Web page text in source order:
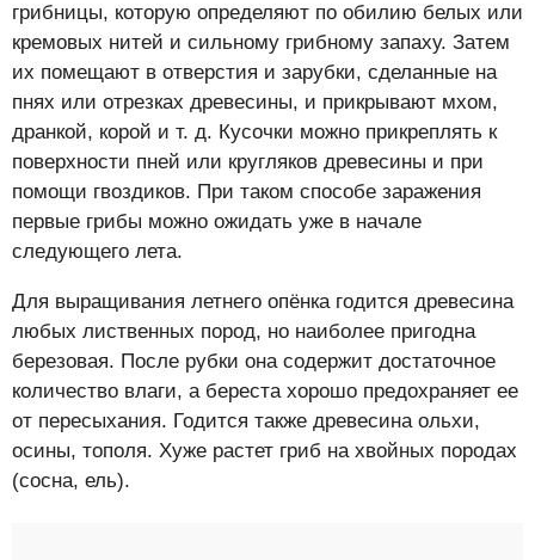
грибницы, которую определяют по обилию белых или
кремовых нитей и сильному грибному запаху. Затем
их помещают в отверстия и зарубки, сделанные на
пнях или отрезках древесины, и прикрывают мхом,
дранкой, корой и т. д. Кусочки можно прикреплять к
поверхности пней или кругляков древесины и при
помощи гвоздиков. При таком способе заражения
первые грибы можно ожидать уже в начале
следующего лета.
Для выращивания летнего опёнка годится древесина
любых лиственных пород, но наиболее пригодна
березовая. После рубки она содержит достаточное
количество влаги, а береста хорошо предохраняет ее
от пересыхания. Годится также древесина ольхи,
осины, тополя. Хуже растет гриб на хвойных породах
(сосна, ель).